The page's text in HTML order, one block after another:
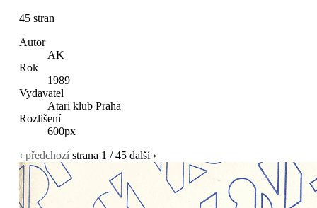
45 stran
Autor
AK
Rok
1989
Vydavatel
Atari klub Praha
Rozlišení
600px
‹ předchozí strana 1 / 45 další ›